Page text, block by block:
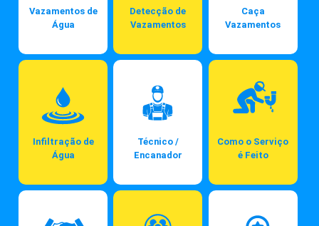
Vazamentos de
Água
Detecção de
Vazamentos
Caça
Vazamentos
Infiltração de
Água
Técnico /
Encanador
Como o Serviço
é Feito